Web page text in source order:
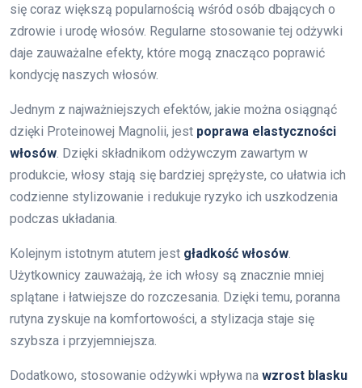
się coraz większą popularnością wśród osób dbających o
zdrowie i urodę włosów. Regularne stosowanie tej odżywki
daje zauważalne efekty, które mogą znacząco poprawić
kondycję naszych włosów.
Jednym z najważniejszych efektów, jakie można osiągnąć
dzięki Proteinowej Magnolii, jest poprawa elastyczności
włosów . Dzięki składnikom odżywczym zawartym w
produkcie, włosy stają się bardziej sprężyste, co ułatwia ich
codzienne stylizowanie i redukuje ryzyko ich uszkodzenia
podczas układania.
Kolejnym istotnym atutem jest gładkość włosów
Użytkownicy zauważają, że ich włosy są znacznie mniej
splątane i łatwiejsze do rozczesania. Dzięki temu, poranna
rutyna zyskuje na komfortowości, a stylizacja staje się
szybsza i przyjemniejsza.
Dodatkowo, stosowanie odżywki wpływa na wzrost blasku